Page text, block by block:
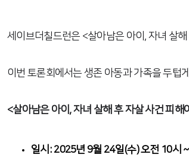
세이브더칠드런은 <살아남은 아이, 자녀 살
이번 토론회에서는 생존 아동과 가족을 두텁
<살아남은 아이, 자녀 살해 후 자살 사건 피
일시: 2025년 9월 24일(수) 오전 10시